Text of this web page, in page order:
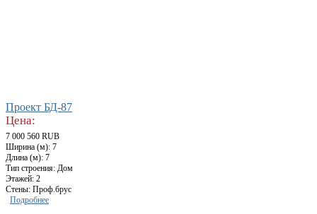
Проект БД-87
Цена:
7 000 560 RUB
Ширина (м): 7
Длина (м): 7
Тип строения: Дом
Этажей: 2
Стены: Проф.брус
Подробнее